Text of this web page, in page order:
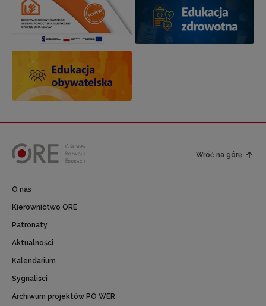
Wróć na górę
O nas
Kierownictwo ORE
Patronaty
Aktualności
Kalendarium
Sygnaliści
Archiwum projektów PO WER